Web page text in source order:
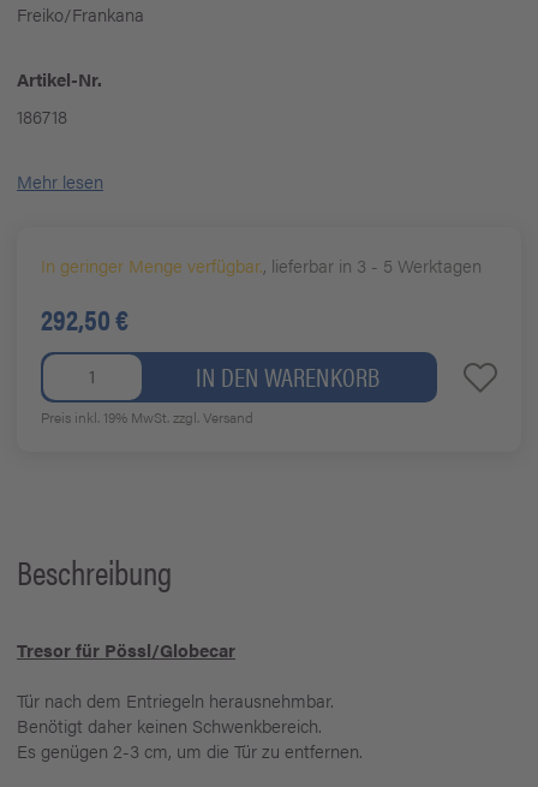
Freiko/Frankana
Artikel-Nr.
186718
Mehr lesen
In geringer Menge verfügbar., lieferbar in 3 - 5 Werktagen
292,50 €
IN DEN WARENKORB
Preis inkl. 19% MwSt.zzgl. Versand
Beschreibung
Tresor für Pössl/Globecar
Tür nach dem Entriegeln herausnehmbar.
Benötigt daher keinen Schwenkbereich.
Es genügen 2-3 cm, um die Tür zu entfernen.